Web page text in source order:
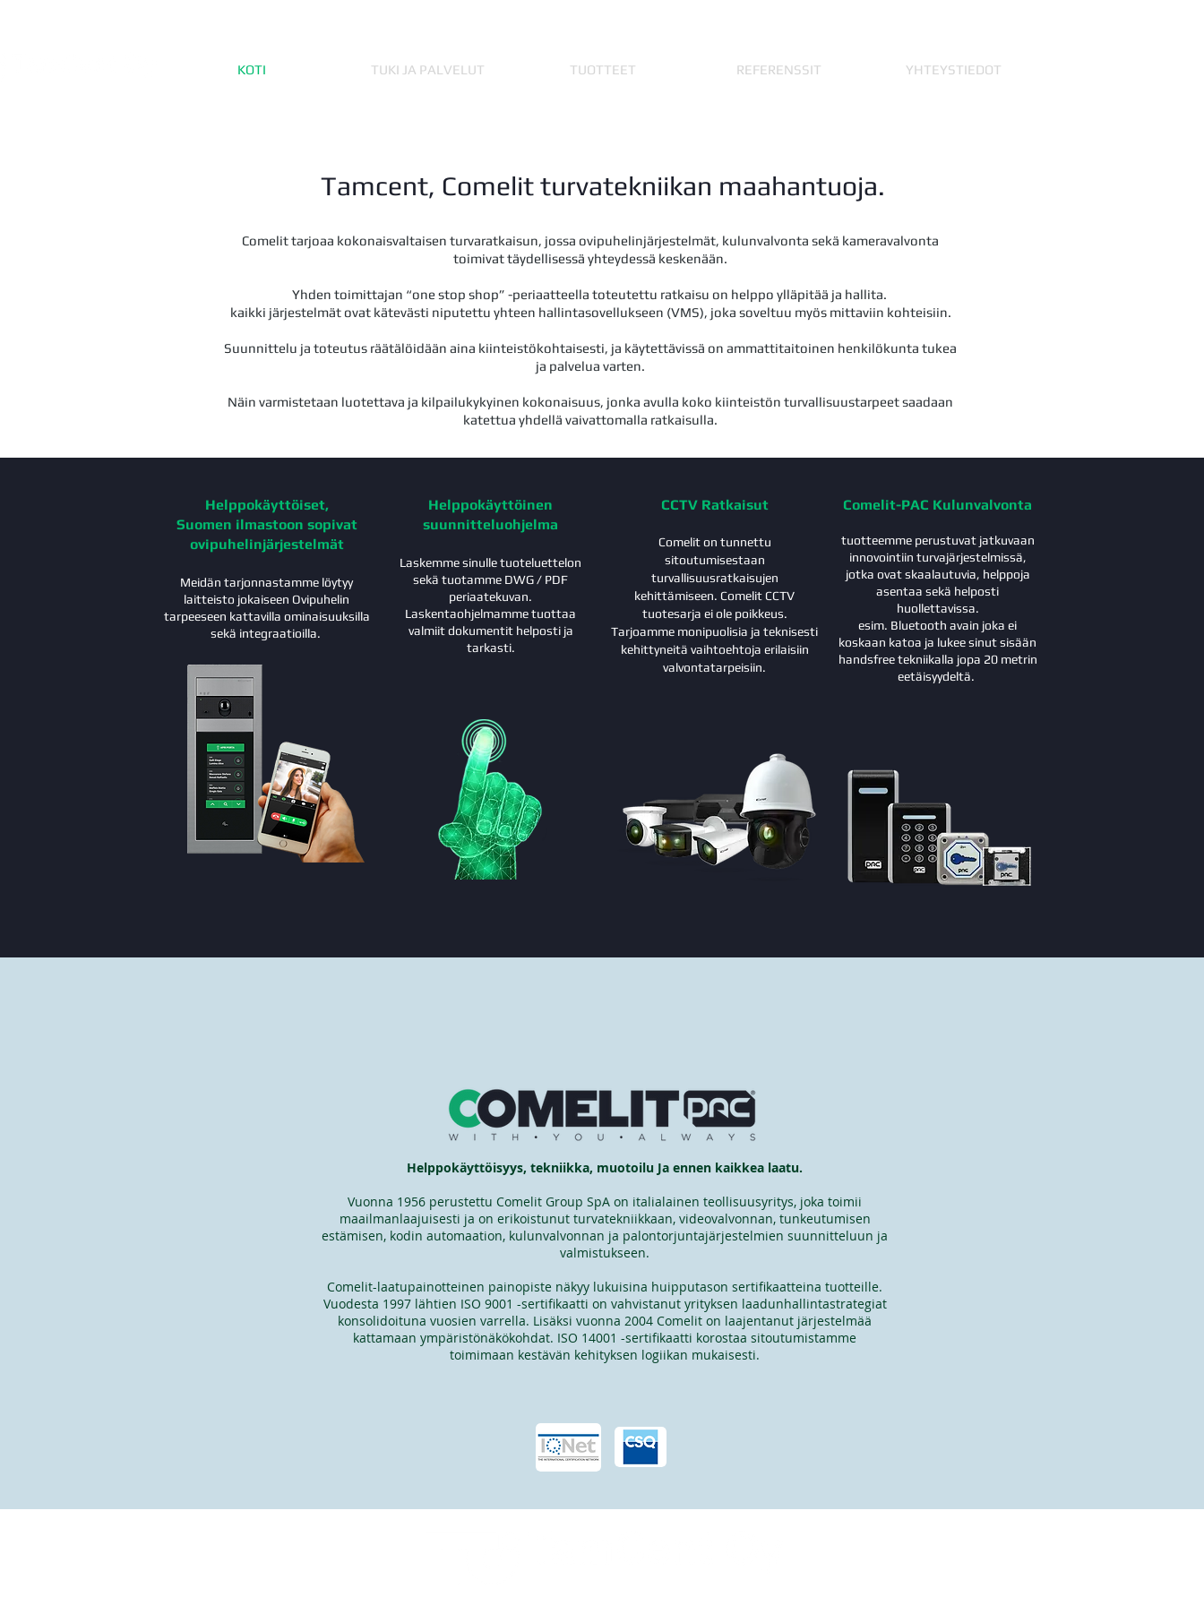
KOTI TUKI JA PALVELUT TUOTTEET REFERENSSIT YHTEYSTIEDOT
Tamcent, Comelit turvatekniikan maahantuoja.
Comelit tarjoaa kokonaisvaltaisen turvaratkaisun, jossa ovipuhelinjärjestelmät, kulunvalvonta sekä kameravalvonta
toimivat täydellisessä yhteydessä keskenään.
Yhden toimittajan “one stop shop” -periaatteella toteutettu ratkaisu on helppo ylläpitää ja hallita.
kaikki järjestelmät ovat kätevästi niputettu yhteen hallintasovellukseen (VMS), joka soveltuu myös mittaviin kohteisiin.
Suunnittelu ja toteutus räätälöidään aina kiinteistökohtaisesti, ja käytettävissä on ammattitaitoinen henkilökunta tukea
ja palvelua varten.
Näin varmistetaan luotettava ja kilpailukykyinen kokonaisuus, jonka avulla koko kiinteistön turvallisuustarpeet saadaan
katettua yhdellä vaivattomalla ratkaisulla.
Helppokäyttöiset,
Suomen ilmastoon sopivat
ovipuhelinjärjestelmät
Meidän tarjonnastamme löytyy
laitteisto jokaiseen Ovipuhelin
tarpeeseen kattavilla ominaisuuksilla
sekä integraatioilla.
Helppokäyttöinen
suunnitteluohjelma
Laskemme sinulle tuoteluettelon
sekä tuotamme DWG / PDF
periaatekuvan.
Laskentaohjelmamme tuottaa
valmiit dokumentit helposti ja
tarkasti.
CCTV Ratkaisut
Comelit on tunnettu
sitoutumisestaan
turvallisuusratkaisujen
kehittämiseen. Comelit CCTV
tuotesarja ei ole poikkeus.
Tarjoamme monipuolisia ja teknisesti
kehittyneitä vaihtoehtoja erilaisiin
valvontatarpeisiin.
Comelit-PAC Kulunvalvonta
tuotteemme perustuvat jatkuvaan
innovointiin turvajärjestelmissä,
jotka ovat skaalautuvia, helppoja
asentaa sekä helposti
huollettavissa.
esim. Bluetooth avain joka ei
koskaan katoa ja lukee sinut sisään
handsfree tekniikalla jopa 20 metrin
eetäisyydeltä.
Helppokäyttöisyys, tekniikka, muotoilu Ja ennen kaikkea laatu.
Vuonna 1956 perustettu Comelit Group SpA on italialainen teollisuusyritys, joka toimii
maailmanlaajuisesti ja on erikoistunut turvatekniikkaan, videovalvonnan, tunkeutumisen
estämisen, kodin automaation, kulunvalvonnan ja palontorjuntajärjestelmien suunnitteluun ja
valmistukseen.
​Comelit-laatupainotteinen painopiste näkyy lukuisina huipputason sertifikaatteina tuotteille.
Vuodesta 1997 lähtien ISO 9001 -sertifikaatti on vahvistanut yrityksen laadunhallintastrategiat
konsolidoituna vuosien varrella. Lisäksi vuonna 2004 Comelit on laajentanut järjestelmää
kattamaan ympäristönäkökohdat. ISO 14001 -sertifikaatti korostaa sitoutumistamme
toimimaan kestävän kehityksen logiikan mukaisesti.